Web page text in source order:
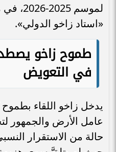
لموسم
«استاد زاخو الدولي».
طموح زاخو
في التعويض
يدخل زاخو اللقاء
عامل الأرض والجمهور
حالة من الاستقرار